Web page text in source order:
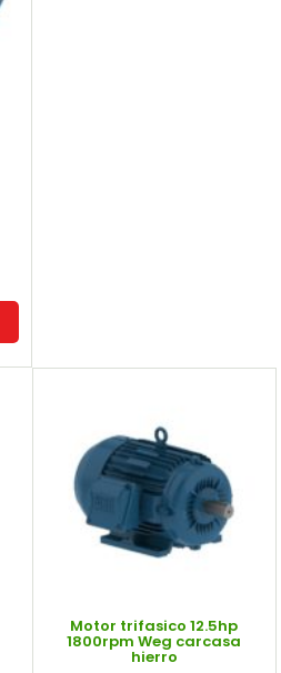
Motor trifasico 12.5hp
1800rpm Weg carcasa
hierro